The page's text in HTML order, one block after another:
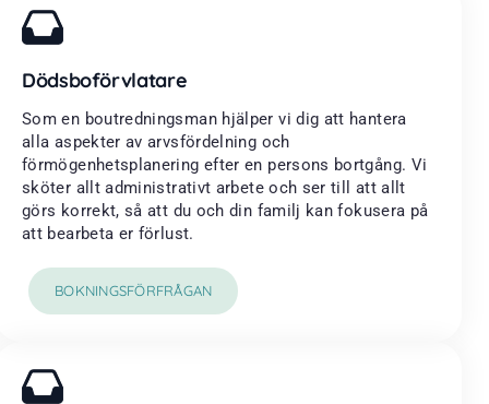
Dödsboförvlatare
Som en boutredningsman hjälper vi dig att hantera
alla aspekter av arvsfördelning och
förmögenhetsplanering efter en persons bortgång. Vi
sköter allt administrativt arbete och ser till att allt
görs korrekt, så att du och din familj kan fokusera på
att bearbeta er förlust.
BOKNINGSFÖRFRÅGAN